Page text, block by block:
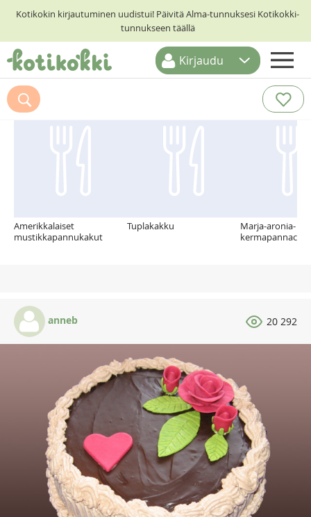
Kotikokin kirjautuminen uudistui! Päivitä Alma-tunnuksesi Kotikokki-
tunnukseen täällä
ETUSIVU
RESEPTIHAKU
Kirjaudu
Suosittelemme myös
Amerikkalaiset
mustikkapannukakut
Tuplakakku
Marja-aronia- ja
anneb 20 292